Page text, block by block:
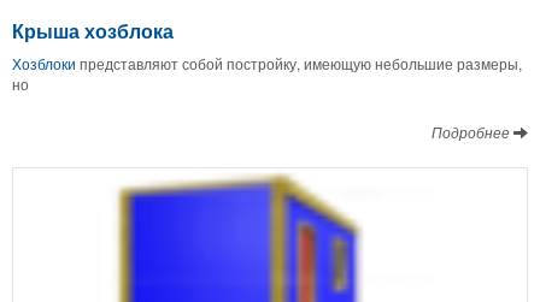
Крыша хозблока
Хозблоки представляют собой постройку, имеющую небольшие размеры,
но
Подробнее